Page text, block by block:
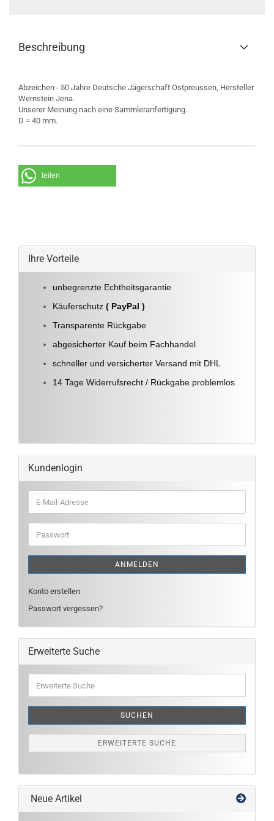
Beschreibung
Abzeichen - 50 Jahre Deutsche Jägerschaft Ostpreussen, Hersteller
Wernstein Jena.
Unserer Meinung nach eine Sammleranfertigung.
D = 40 mm.
teilen
Ihre Vorteile
unbegrenzte Echtheitsgarantie
Käuferschutz ( PayPal )
Transparente Rückgabe
abgesicherter Kauf beim Fachhandel
schneller und versicherter Versand mit DHL
14 Tage Widerrufsrecht / Rückgabe problemlos
Kundenlogin
E-
Mail-
Adresse
Passwort
ANMELDEN
Konto erstellen
Passwort vergessen?
Erweiterte Suche
Suche
SUCHEN
ERWEITERTE SUCHE
Neue Artikel